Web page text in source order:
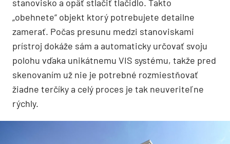
stanovisko a opäť stlačiť tlačidlo. Takto
„obehnete“ objekt ktorý potrebujete detailne
zamerať. Počas presunu medzi stanoviskami
prístroj dokáže sám a automaticky určovať svoju
polohu vďaka unikátnemu VIS systému, takže pred
skenovaním už nie je potrebné rozmiestňovať
žiadne terčíky a celý proces je tak neuveriteľne
rýchly.